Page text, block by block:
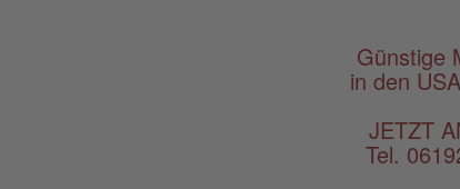
Günstige
in den
JETZT
Tel.